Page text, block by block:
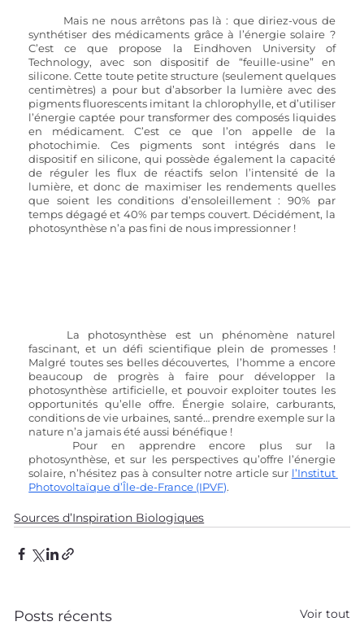
Mais ne nous arrêtons pas là : que diriez-vous de
synthétiser des médicaments grâce à l’énergie solaire ?
C’est ce que propose la Eindhoven University of
Technology, avec son dispositif de “feuille-usine” en
silicone. Cette toute petite structure (seulement quelques
centimètres) a pour but d’absorber la lumière avec des
pigments fluorescents imitant la chlorophylle, et d’utiliser
l’énergie captée pour transformer des composés liquides
en médicament. C’est ce que l’on appelle de la
photochimie. Ces pigments sont intégrés dans le
dispositif en silicone, qui possède également la capacité
de réguler les flux de réactifs selon l’intensité de la
lumière, et donc de maximiser les rendements quelles
que soient les conditions d’ensoleillement : 90% par
temps dégagé et 40% par temps couvert. Décidément, la
photosynthèse n’a pas fini de nous impressionner !
La photosynthèse est un phénomène naturel
fascinant, et un défi scientifique plein de promesses !
Malgré toutes ses belles découvertes,  l’homme a encore
beaucoup de progrès à faire pour développer la
photosynthèse artificielle, et pouvoir exploiter toutes les
opportunités qu’elle offre. Énergie solaire, carburants,
conditions de vie urbaines, santé… prendre exemple sur la
nature n’a jamais été aussi bénéfique !
Pour en apprendre encore plus sur la
photosynthèse, et sur les perspectives qu’offre l’énergie
solaire, n’hésitez pas à consulter notre article sur l’Institut
Photovoltaïque d’Île-de-France (IPVF).
Sources d’Inspiration Biologiques
Posts récents Voir tout